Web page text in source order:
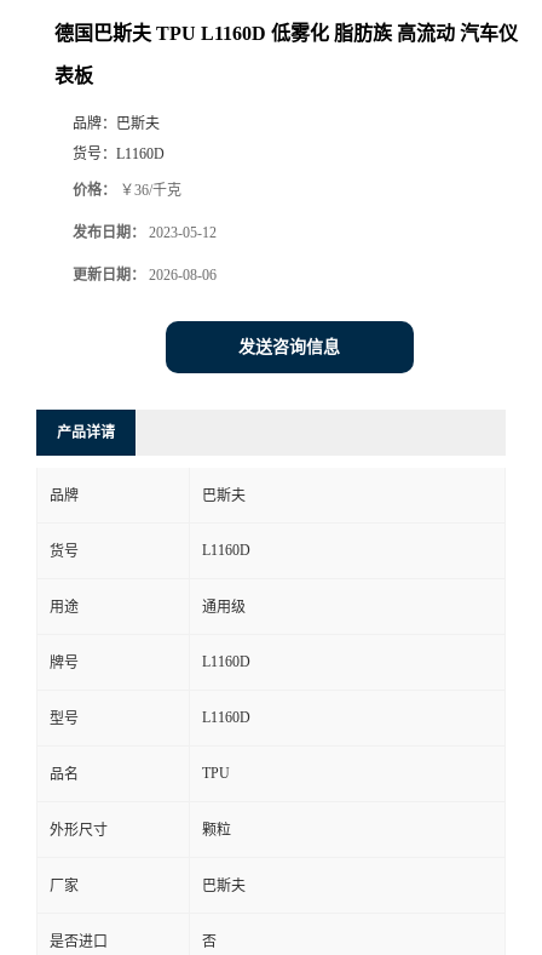
德国巴斯夫 TPU L1160D 低雾化 脂肪族 高流动 汽车仪
表板
品牌：
巴斯夫
货号： L1160D
价格： ￥36/千克
发布日期： 2023-05-12
更新日期： 2026-08-06
发送咨询信息
产品详请
品牌 巴斯夫
货号 L1160D
用途 通用级
牌号 L1160D
型号 L1160D
品名 TPU
外形尺寸 颗粒
厂家 巴斯夫
是否进口 否